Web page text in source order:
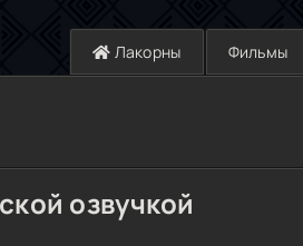
Лакорны Фильмы
озвучкой